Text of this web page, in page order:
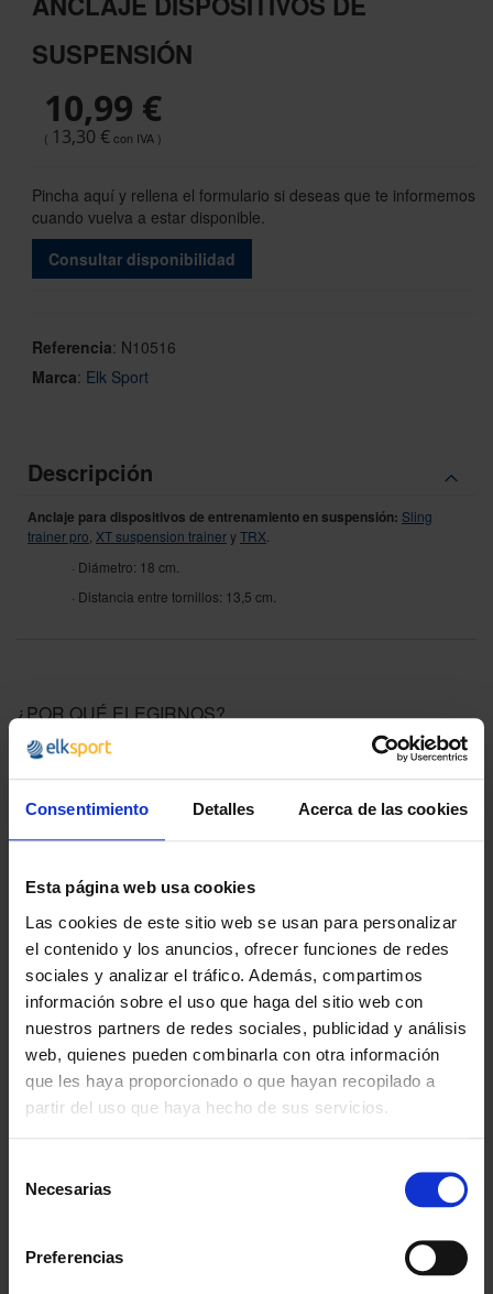
Consentimiento Detalles Acerca de las cookies
Esta página web usa cookies
Las cookies de este sitio web se usan para personalizar
el contenido y los anuncios, ofrecer funciones de redes
sociales y analizar el tráfico. Además, compartimos
información sobre el uso que haga del sitio web con
nuestros partners de redes sociales, publicidad y análisis
web, quienes pueden combinarla con otra información
que les haya proporcionado o que hayan recopilado a
partir del uso que haya hecho de sus servicios.
Necesarias
Preferencias
the
images
gallery
SUSPENSIÓN
10,99 €
13,30 €
Pincha aquí y rellena el formulario si deseas que te informemos
cuando vuelva a estar disponible.
Consultar disponibilidad
Referencia: N10516
Marca: Elk Sport
Descripción
Anclaje para dispositivos de entrenamiento en suspensión: Sling
trainer pro XT suspension traineryTRX
· Diámetro: 18 cm.
· Distancia entre tornillos: 13,5 cm.
¿POR QUÉ ELEGIRNOS?
Desde 1988
Innovando contigo
Especialistas en colectivos
A partir de 100€
Garantía
En cambio y devolución
Disponibilidad
Amplio stock disponible
FORMAS DE PAGO